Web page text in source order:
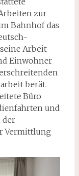
zur
Bahnhof das
Arbeit
Einwohner
berät.
Büro
und
der
Vermittlung